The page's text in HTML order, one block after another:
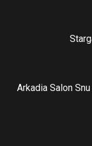
Arkadia Salon